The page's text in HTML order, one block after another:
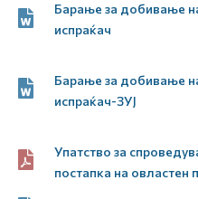
Барање за добивање
испраќач
Барање за добивање
испраќач-ЗУЈ
Упатство за
постапка на овластен